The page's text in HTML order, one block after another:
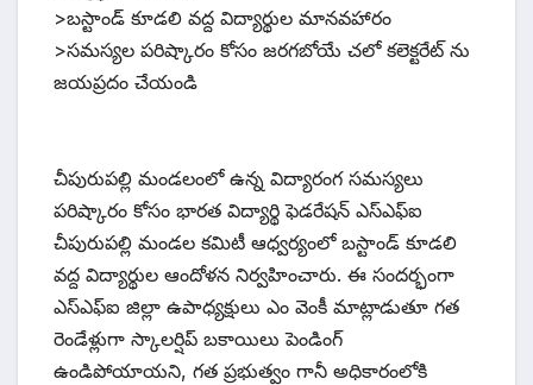
>బస్టాండ్ కూడలి వద్ద విద్యార్థుల మానవహారం
>సమస్యల పరిష్కారం కోసం జరగబోయే చలో కలెక్టరేట్ ను
జయప్రదం చేయండి
చీపురుపల్లి మండలంలో ఉన్న విద్యారంగ సమస్యలు
పరిష్కారం కోసం భారత విద్యార్థి ఫెడరేషన్ ఎస్ఎఫ్ఐ
చీపురుపల్లి మండల కమిటీ ఆధ్వర్యంలో బస్టాండ్ కూడలి
వద్ద విద్యార్థుల ఆందోళన నిర్వహించారు. ఈ సందర్భంగా
ఎస్ఎఫ్ఐ జిల్లా ఉపాధ్యక్షులు ఎం వెంకీ మాట్లాడుతూ గత
రెండేళ్లుగా స్కాలర్షిప్ బకాయిలు పెండింగ్
ఉండిపోయాయని, గత ప్రభుత్వం గానీ అధికారంలోకి